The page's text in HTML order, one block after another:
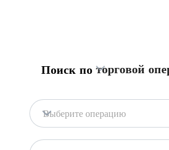
Содержание
Поиск по торговой
Выберите операцию
Получение
Импорт Фрукты